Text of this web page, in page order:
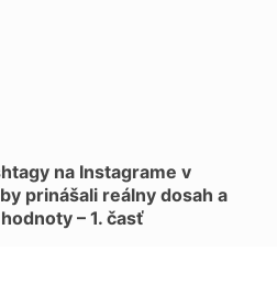
na Instagrame v
prinášali reálny dosah a
– 1. časť